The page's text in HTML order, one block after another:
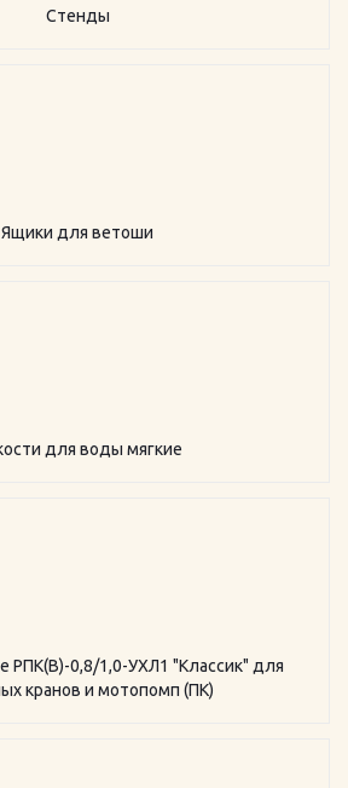
Стенды
Ящики для ветоши
для воды мягкие
РПК(В)-0,8/1,0-УХЛ1 "Классик" для
кранов и мотопомп (ПК)